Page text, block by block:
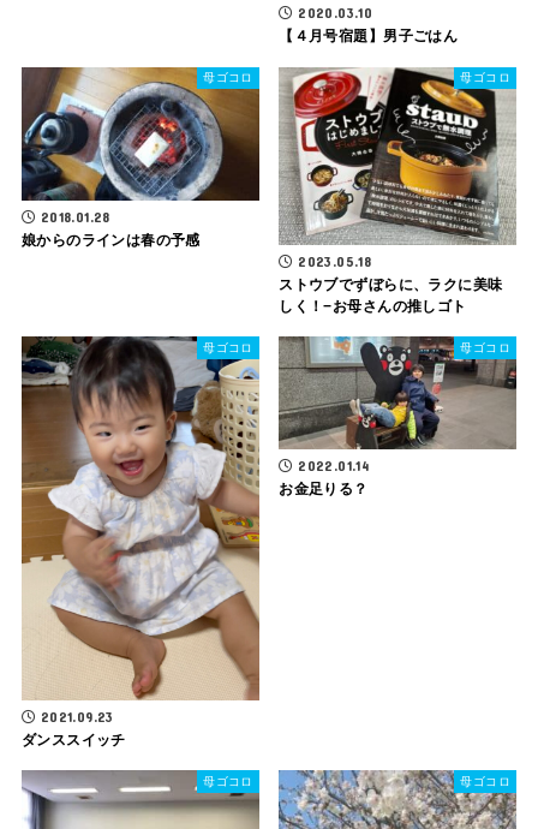
2020.03.10
【４月号宿題】男子ごはん
母ゴコロ
2018.01.28
娘からのラインは春の予感
母ゴコロ
2023.05.18
ストウブでずぼらに、ラクに美味
しく！−お母さんの推しゴト
母ゴコロ
2021.09.23
ダンススイッチ
母ゴコロ
2022.01.14
お金足りる？
母ゴコロ 母ゴコロ